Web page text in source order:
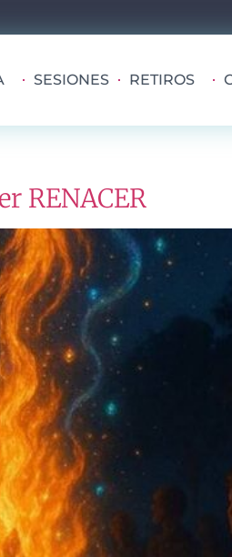
SESIONES RETIROS
RENACER